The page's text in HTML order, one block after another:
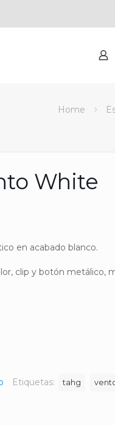
Home
White
en acabado blanco.
clip y botón metálico,
Etiquetas: tahg